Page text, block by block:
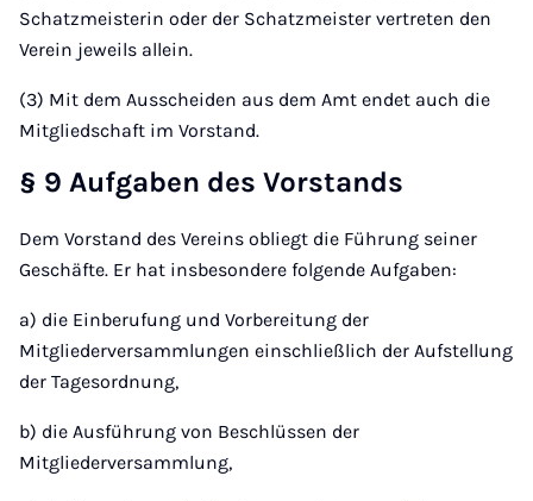
Schatzmeisterin oder der Schatzmeister vertreten den
Verein jeweils allein.
(3) Mit dem Ausscheiden aus dem Amt endet auch die
Mitgliedschaft im Vorstand.
§ 9 Aufgaben des Vorstands
Dem Vorstand des Vereins obliegt die Führung seiner
Geschäfte. Er hat insbesondere folgende Aufgaben:
a) die Einberufung und Vorbereitung der
Mitgliederversammlungen einschließlich der Aufstellung
der Tagesordnung,
b) die Ausführung von Beschlüssen der
Mitgliederversammlung,